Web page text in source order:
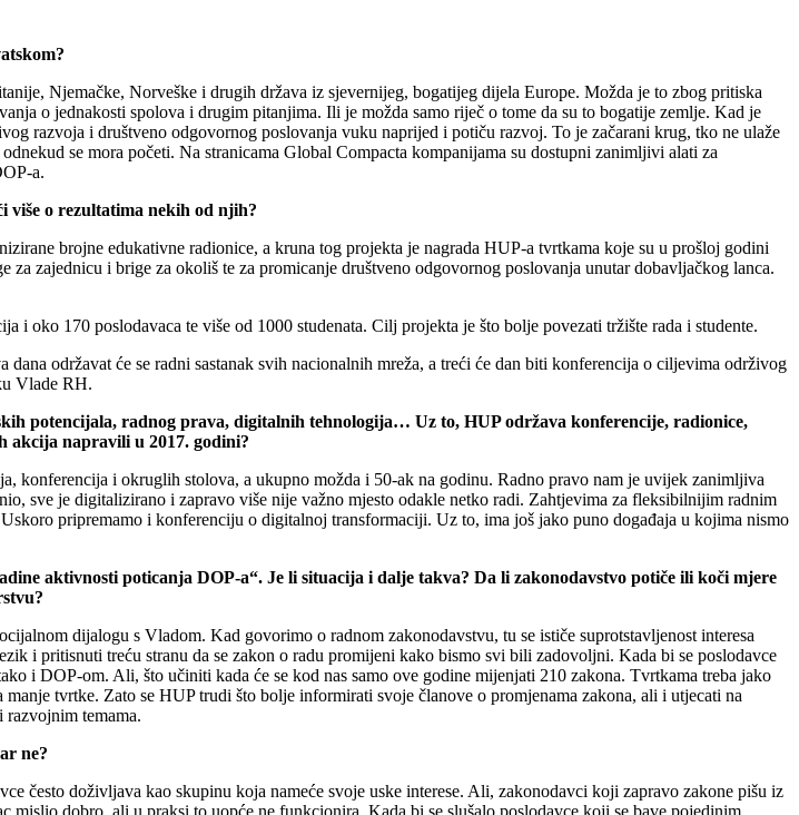
Njemačke, Norveške i drugih država iz sjevernijeg, bogatijeg dijela Europe. Možda je to zbog pritiska
o jednakosti spolova i drugim pitanjima. Ili je možda samo riječ o tome da su to bogatije zemlje. Kad je
razvoja i društveno odgovornog poslovanja vuku naprijed i potiču razvoj. To je začarani krug, tko ne ulaže
se mora početi. Na stranicama Global Compacta kompanijama su dostupni zanimljivi alati za
a.
više o rezultatima nekih od njih?
brojne edukativne radionice, a kruna tog projekta je nagrada HUP-a tvrtkama koje su u prošloj godini
zajednicu i brige za okoliš te za promicanje društveno odgovornog poslovanja unutar dobavljačkog lanca.
oko 170 poslodavaca te više od 1000 studenata. Cilj projekta je što bolje povezati tržište rada i studente.
održavat će se radni sastanak svih nacionalnih mreža, a treći će dan biti konferencija o ciljevima održivog
Vlade RH.
potencijala, radnog prava, digitalnih tehnologija… Uz to, HUP održava konferencije, radionice,
akcija napravili u 2017. godini?
konferencija i okruglih stolova, a ukupno možda i 50-ak na godinu. Radno pravo nam je uvijek zanimljiva
sve je digitalizirano i zapravo više nije važno mjesto odakle netko radi. Zahtjevima za fleksibilnijim radnim
pripremamo i konferenciju o digitalnoj transformaciji. Uz to, ima još jako puno događaja u kojima nismo
aktivnosti poticanja DOP-a“. Je li situacija i dalje takva? Da li zakonodavstvo potiče ili koči mjere
dijalogu s Vladom. Kad govorimo o radnom zakonodavstvu, tu se ističe suprotstavljenost interesa
i pritisnuti treću stranu da se zakon o radu promijeni kako bismo svi bili zadovoljni. Kada bi se poslodavce
i DOP-om. Ali, što učiniti kada će se kod nas samo ove godine mijenjati 210 zakona. Tvrtkama treba jako
tvrtke. Zato se HUP trudi što bolje informirati svoje članove o promjenama zakona, ali i utjecati na
razvojnim temama.
ne?
često doživljava kao skupinu koja nameće svoje uske interese. Ali, zakonodavci koji zapravo zakone pišu iz